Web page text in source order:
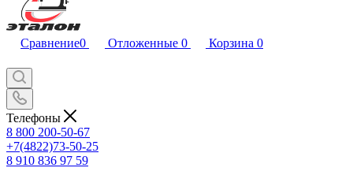
Сравнение0 Отложенные 0 Корзина 0
Телефоны
8 800 200-50-67
+7(4822)73-50-25
8 910 836 97 59